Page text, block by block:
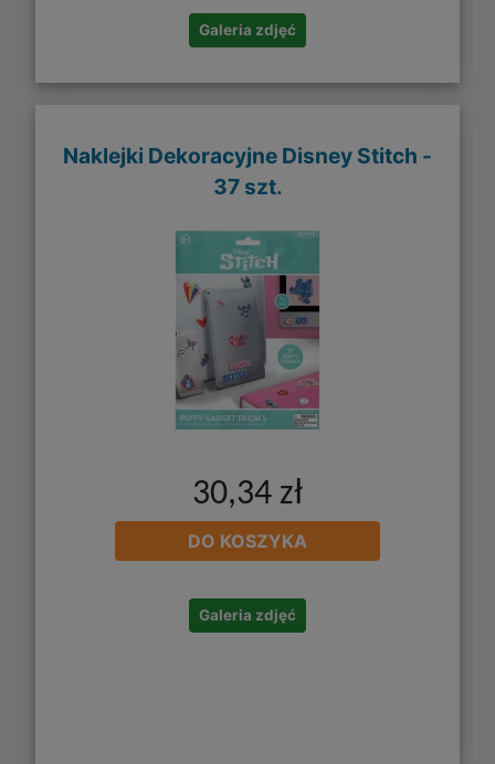
Galeria zdjęć
Naklejki Dekoracyjne Disney Stitch -
37 szt.
30,34 zł
DO KOSZYKA
Galeria zdjęć